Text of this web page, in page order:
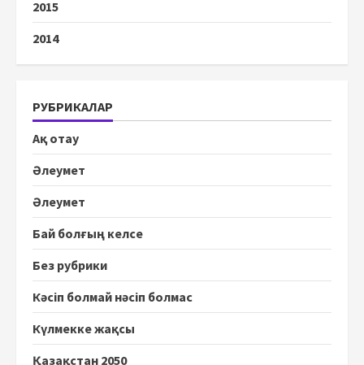
2015
2014
РУБРИКАЛАР
Ақ отау
Әлеумет
Әлеумет
Бай болғың келсе
Без рубрики
Кәсіп болмай нәсіп болмас
Күлмекке жақсы
Қазақстан 2050